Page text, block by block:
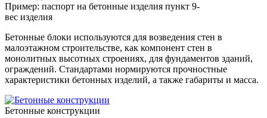
Пример: паспорт на бетонные изделия пункт 9-
вес изделия
Бетонные блоки используются для возведения стен в
малоэтажном строительстве, как компонент стен в
монолитных высотных строениях, для фундаментов зданий,
ограждений. Стандартами нормируются прочностные
характеристики бетонных изделий, а также габариты и масса.
Бетонные конструкции